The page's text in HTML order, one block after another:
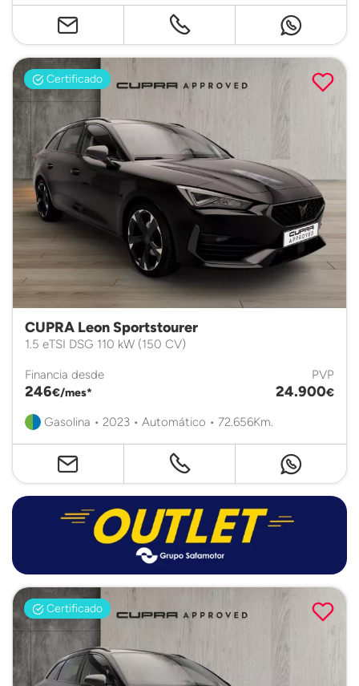
Certificado
CUPRA Leon Sportstourer
1.5 eTSI DSG 110 kW (150 CV)
Financia desde
246€/mes*
PVP
24.900€
Gasolina • 2023 • Automático • 72.656Km.
Certificado